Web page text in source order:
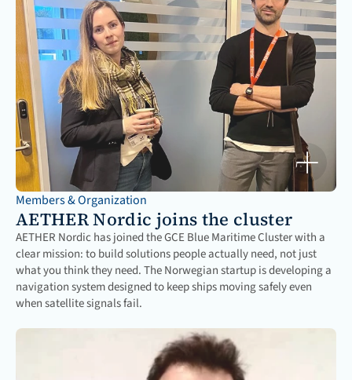
Members & Organization
AETHER Nordic joins the cluster
AETHER Nordic has joined the GCE Blue Maritime Cluster with a
clear mission: to build solutions people actually need, not just
what you think they need. The Norwegian startup is developing a
navigation system designed to keep ships moving safely even
when satellite signals fail.